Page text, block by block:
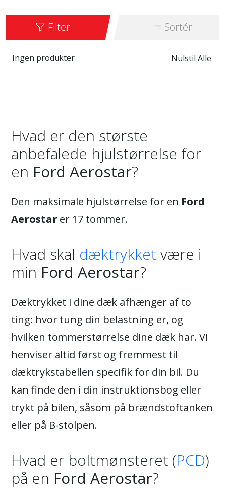
Filter Sortér
Nulstil Alle
Ingen produkter
Hvad er den største
anbefalede hjulstørrelse for
en Ford Aerostar?
Den maksimale hjulstørrelse for en Ford
Aerostar er 17 tommer.
Hvad skal dæktrykket være i
min Ford Aerostar?
Dæktrykket i dine dæk afhænger af to
ting: hvor tung din belastning er, og
hvilken tommerstørrelse dine dæk har. Vi
henviser altid først og fremmest til
dæktrykstabellen specifik for din bil. Du
kan finde den i din instruktionsbog eller
trykt på bilen, såsom på brændstoftanken
eller på B-stolpen.
Hvad er boltmønsteret (PCD)
på en Ford Aerostar?